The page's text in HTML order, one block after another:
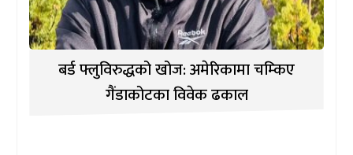
बर्ड फ्लुविरुद्धको खोज: अमेरिकामा चम्किए
गैंडाकोटका विवेक ढकाल